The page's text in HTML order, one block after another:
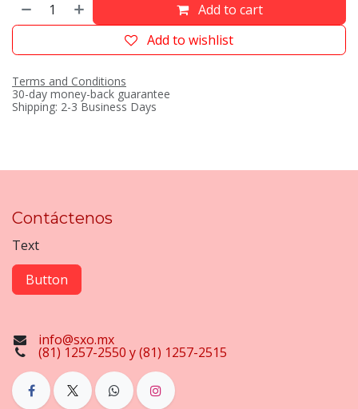
Add to cart
Add to wishlist
Terms and Conditions
30-day money-back guarantee
Shipping: 2-3 Business Days
Contáctenos
Text
Button
info@sxo.mx
(81) 1257-2550 y (81) 1257-2515